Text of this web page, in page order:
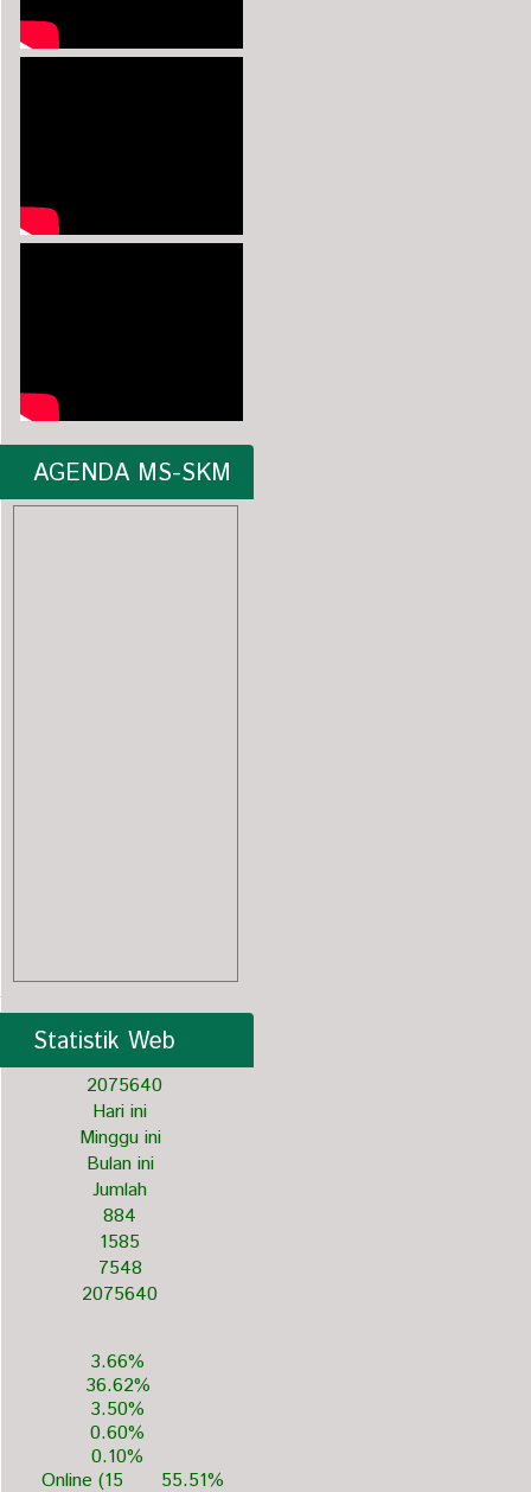
AGENDA MS-SKM
Statistik Web
2075640
Hari ini
Minggu ini
Bulan ini
Jumlah
884
1585
7548
2075640
3.66%
36.62%
3.50%
0.60%
0.10%
55.51%
Online (15